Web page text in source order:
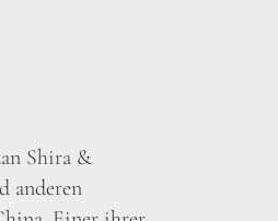
Shira &
anderen